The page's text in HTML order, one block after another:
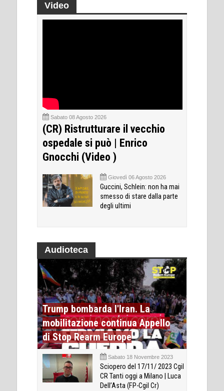
Video
Sabato 08 Agosto 2026
(CR) Ristrutturare il vecchio
ospedale si può | Enrico
Gnocchi (Video )
Giovedì 06 Agosto 2026
Guccini, Schlein: non ha mai
smesso di stare dalla parte
degli ultimi
Audioteca
Trump bombarda l'Iran. La
mobilitazione continua Appello
di Stop Rearm Europe
Sabato 18 Novembre 2023
Sciopero del 17/11/ 2023 Cgil
CR Tanti oggi a Milano | Luca
Dell’Asta (FP-Cgil Cr)